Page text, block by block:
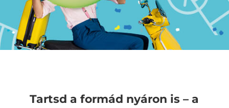
Tartsd a formád nyáron is – a